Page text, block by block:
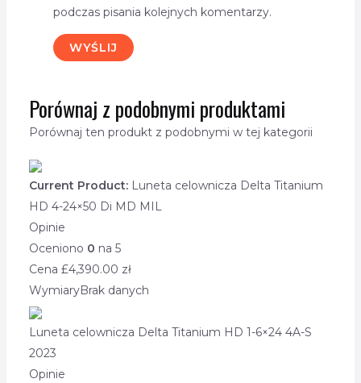
podczas pisania kolejnych komentarzy.
Porównaj z podobnymi produktami
Porównaj ten produkt z podobnymi w tej kategorii
Current Product: Luneta celownicza Delta Titanium
HD 4-24×50 Di MD MIL
Opinie
Oceniono 0 na 5
Cena £4,390.00 zł
WymiaryBrak danych
Luneta celownicza Delta Titanium HD 1-6×24 4A-S
2023
Opinie